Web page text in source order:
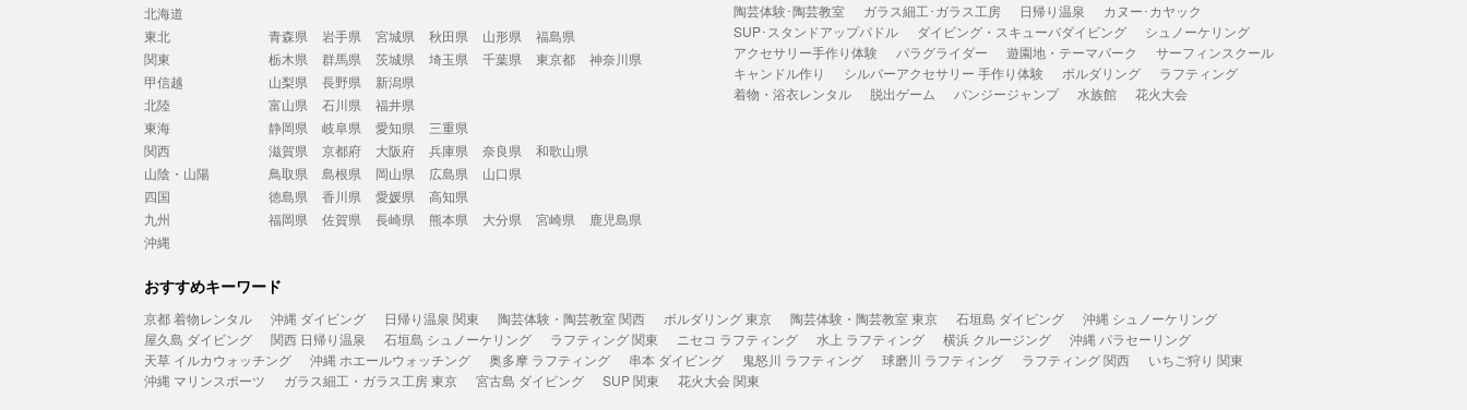
北海道
東北
青森県 岩手県 宮城県 秋田県 山形県
福島県
関東
栃木県 群馬県 茨城県 埼玉県 千葉県 東京都
神奈川県
甲信越
山梨県 長野県
新潟県
北陸
富山県 石川県
福井県
東海
静岡県 岐阜県 愛知県
三重県
関西
滋賀県 京都府 大阪府 兵庫県 奈良県
和歌山県
山陰・山陽
鳥取県 島根県 岡山県 広島県
山口県
四国
徳島県 香川県 愛媛県
高知県
九州
福岡県 佐賀県 長崎県 熊本県 大分県 宮崎県
鹿児島県
沖縄
陶芸体験･陶芸教室 ガラス細工･ガラス工房 日帰り温泉
カヌー･カヤック
SUP･スタンドアップパドル
ダイビング・スキューバダイビング
シュノーケリング
アクセサリー手作り体験
パラグライダー 遊園地・テーマパーク
サーフィンスクール
キャンドル作り
シルバーアクセサリー 手作り体験 ボルダリング
ラフティング
着物・浴衣レンタル
脱出ゲーム バンジージャンプ 水族館 花火大会
おすすめキーワード
京都 着物レンタル 沖縄 ダイビング 日帰り温泉 関東 陶芸体験・陶芸教室 関西 ボルダリング 東京 陶芸体験・陶芸教室 東京 石垣島 ダイビング
沖縄 シュノーケリング
屋久島 ダイビング
関西 日帰り温泉 石垣島 シュノーケリング ラフティング 関東 ニセコ ラフティング 水上 ラフティング 横浜 クルージング
沖縄 パラセーリング
天草 イルカウォッチング
沖縄 ホエールウォッチング 奥多摩 ラフティング 串本 ダイビング 鬼怒川 ラフティング 球磨川 ラフティング ラフティング 関西
いちご狩り 関東
沖縄 マリンスポーツ
ガラス細工・ガラス工房 東京 宮古島 ダイビング SUP 関東 花火大会 関東